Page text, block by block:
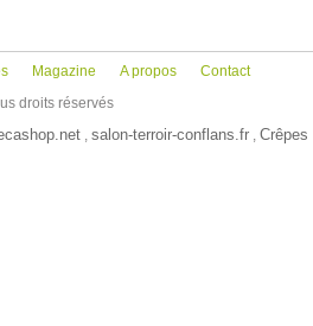
Magazine A propos
Contact
droits réservés
, salon-terroir-conflans.fr ,